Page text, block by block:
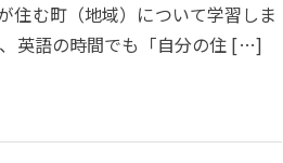
住む町（地域）について学習しま
英語の時間でも「自分の住 […]